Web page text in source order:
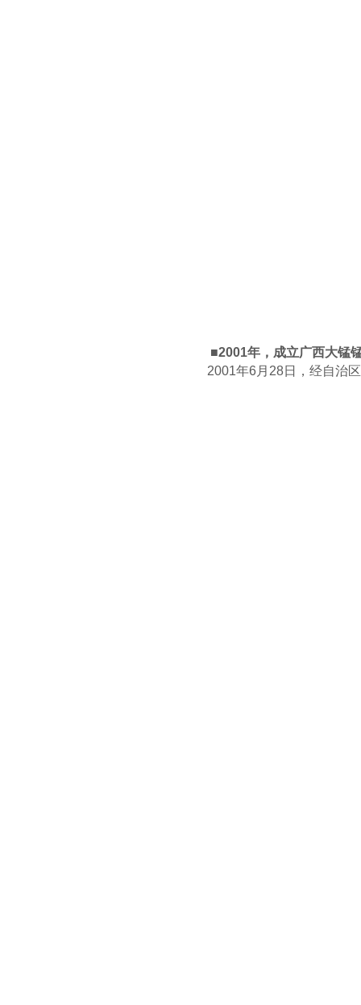
■2001年，成立广西大锰锰
2001年6月28日，经自治区